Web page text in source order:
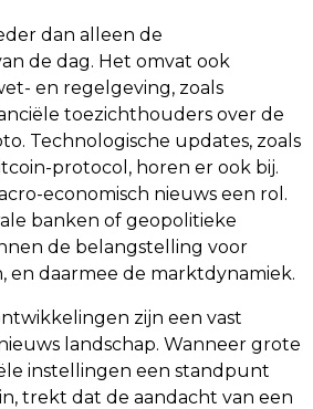
dan alleen de
de dag. Het omvat ook
en regelgeving, zoals
toezichthouders over de
Technologische updates, zoals
protocol, horen er ook bij.
economisch nieuws een rol.
banken of geopolitieke
de belangstelling voor
en daarmee de marktdynamiek.
zijn een vast
landschap. Wanneer grote
instellingen een standpunt
trekt dat de aandacht van een